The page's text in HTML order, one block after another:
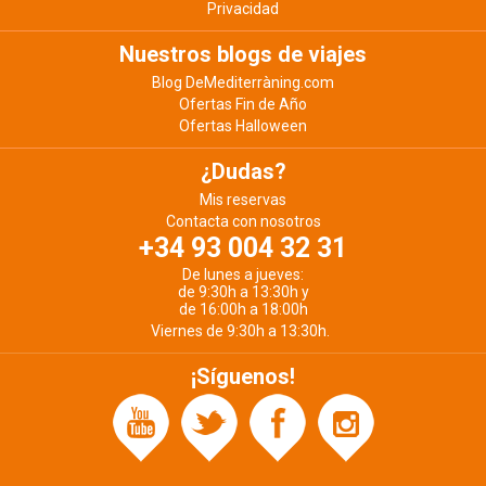
Privacidad
Nuestros blogs de viajes
Blog DeMediterràning.com
Ofertas Fin de Año
Ofertas Halloween
¿Dudas?
Mis reservas
Contacta con nosotros
+34 93 004 32 31
De lunes a jueves:
de 9:30h a 13:30h y
de 16:00h a 18:00h
Viernes de 9:30h a 13:30h.
¡Síguenos!